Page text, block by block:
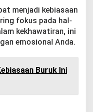
menjadi kebiasaan
fokus pada hal-
kekhawatiran, ini
emosional Anda.
Buruk Ini